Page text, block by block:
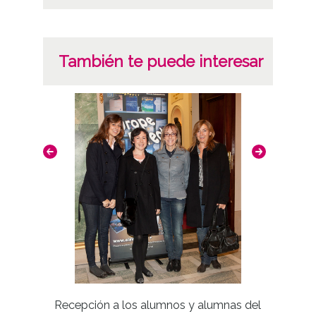
También te puede interesar
Recepción a los alumnos y alumnas del